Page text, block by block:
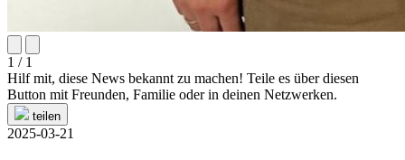
1 / 1
Hilf mit, diese News bekannt zu machen! Teile es über diesen
Button mit Freunden, Familie oder in deinen Netzwerken.
teilen
2025-03-21